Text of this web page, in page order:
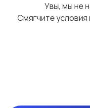
Увы, мы не
Смягчите